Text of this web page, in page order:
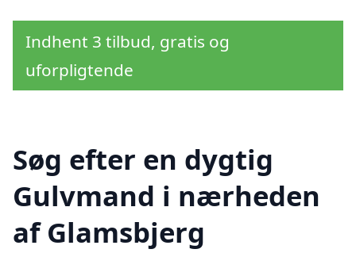
Indhent 3 tilbud, gratis og
uforpligtende
Søg efter en dygtig
Gulvmand i nærheden
af Glamsbjerg